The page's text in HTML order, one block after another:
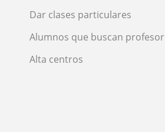
Dar clases particulares
Alumnos que buscan profesor
Alta centros